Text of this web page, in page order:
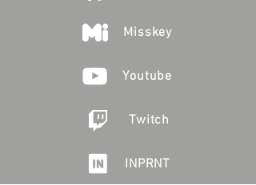
Misskey
Youtube
Twitch
INPRNT